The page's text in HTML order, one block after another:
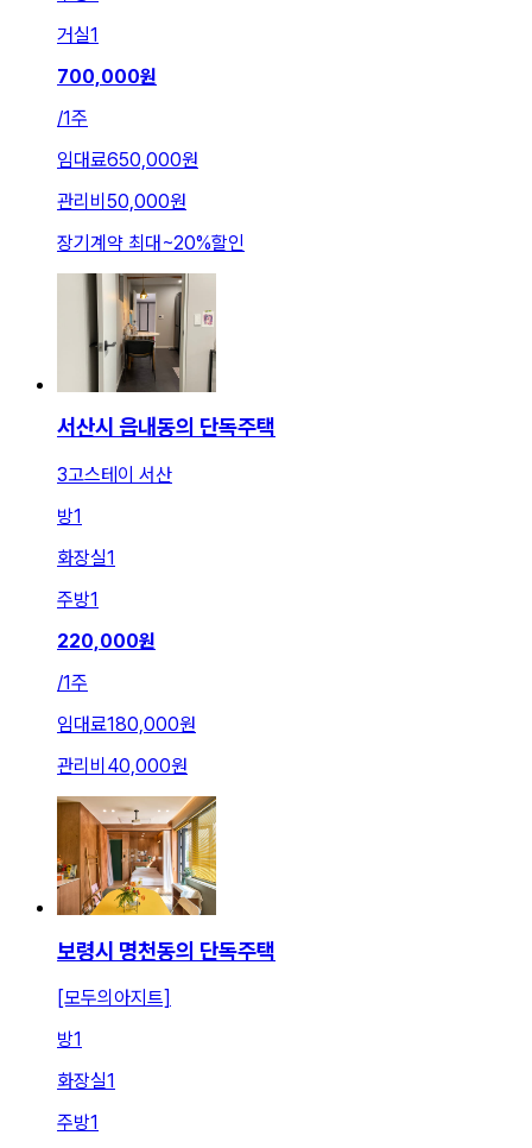
거실1
700,000원
/1주
임대료650,000원
관리비 50,000원
장기계약 최대~20%할인
서산시 읍내동의 단독주택
3고스테이 서산
방1
화장실1
주방1
220,000원
/1주
임대료180,000원
관리비 40,000원
보령시 명천동의 단독주택
[모두의아지트]
방1
화장실1
주방1